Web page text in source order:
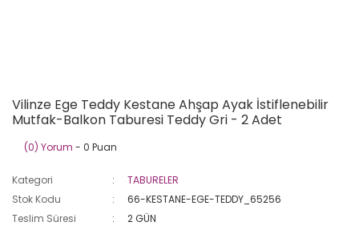
Vilinze Ege Teddy Kestane Ahşap Ayak İstiflenebilir
Mutfak-Balkon Taburesi Teddy Gri - 2 Adet
(0) Yorum - 0 Puan
Kategori
TABURELER
Stok Kodu
66-KESTANE-EGE-TEDDY_65256
Teslim Süresi
2 GÜN